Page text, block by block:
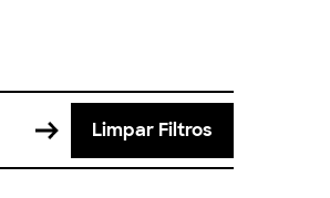
Limpar Filtros